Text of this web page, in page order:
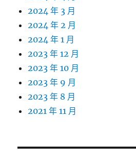
2024 年 3 月
2024 年 2 月
2024 年 1 月
2023 年 12 月
2023 年 10 月
2023 年 9 月
2023 年 8 月
2021 年 11 月